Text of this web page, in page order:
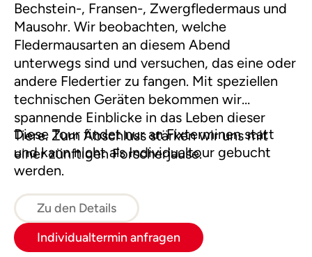
Bechstein-, Fransen-, Zwergfledermaus und
Mausohr. Wir beobachten, welche
Fledermausarten an diesem Abend
unterwegs sind und versuchen, das eine oder
andere Fledertier zu fangen. Mit speziellen
technischen Geräten bekommen wir
spannende Einblicke in das Leben dieser
Tiere. Zum Abschluss stärken wir uns mit
einer zünftigen Forscherjause.
Diese Tour findet nur an Fixterminen statt
und kann nicht als Individualtour gebucht
werden.
Zu den Details
Individualtermin anfragen